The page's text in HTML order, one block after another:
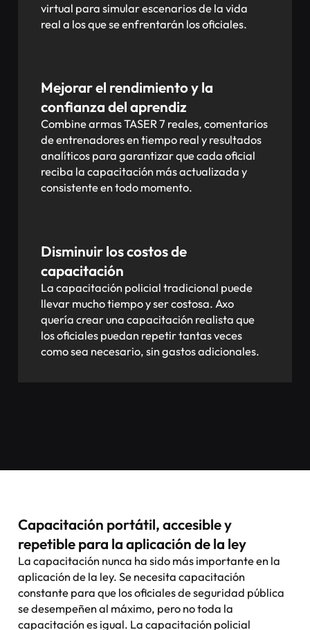
virtual para simular escenarios de la vida
real a los que se enfrentarán los oficiales.
Mejorar el rendimiento y la
confianza del aprendiz
Combine armas TASER 7 reales, comentarios
de entrenadores en tiempo real y resultados
analíticos para garantizar que cada oficial
reciba la capacitación más actualizada y
consistente en todo momento.
Disminuir los costos de
capacitación
La capacitación policial tradicional puede
llevar mucho tiempo y ser costosa. Axo
quería crear una capacitación realista que
los oficiales puedan repetir tantas veces
como sea necesario, sin gastos adicionales.
Capacitación portátil, accesible y
repetible para la aplicación de la ley
La capacitación nunca ha sido más importante en la
aplicación de la ley. Se necesita capacitación
constante para que los oficiales de seguridad pública
se desempeñen al máximo, pero no toda la
capacitación es igual. La capacitación policial